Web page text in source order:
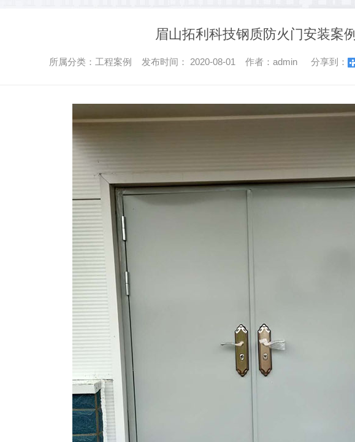
眉山拓利科技钢质防火门安装案例
所属分类：工程案例 发布时间： 2020-08-01 作者：admin 分享到：